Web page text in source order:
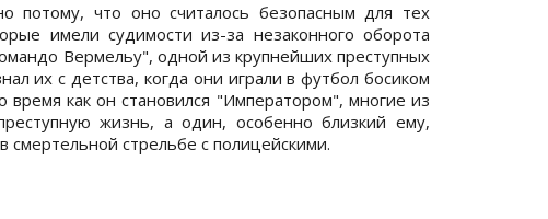
потому, что оно считалось безопасным для тех
имели судимости из-за незаконного оборота
Вермельу", одной из крупнейших преступных
их с детства, когда они играли в футбол босиком
как он становился "Императором", многие из
жизнь, а один, особенно близкий ему,
стрельбе с полицейскими.